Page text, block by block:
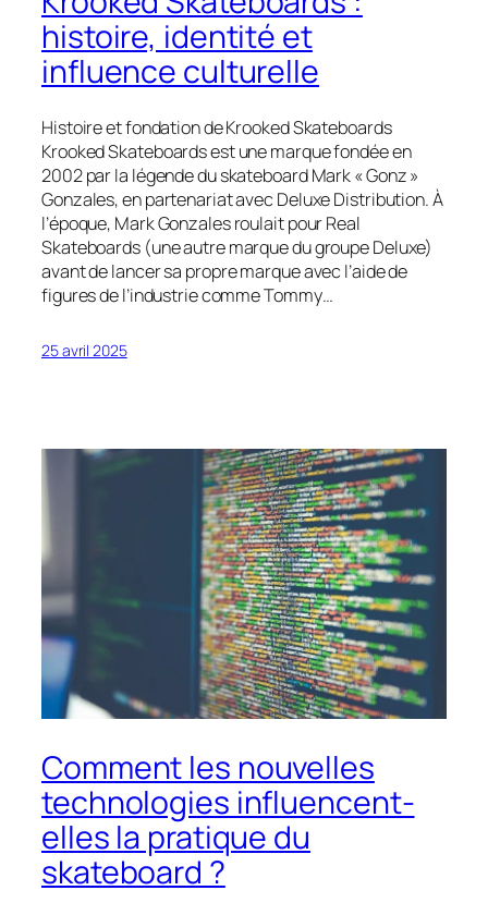
histoire, identité et
influence culturelle
Histoire et fondation de Krooked Skateboards
Krooked Skateboards est une marque fondée en
2002 par la légende du skateboard Mark « Gonz »
Gonzales, en partenariat avec Deluxe Distribution​. À
l’époque, Mark Gonzales roulait pour Real
Skateboards (une autre marque du groupe Deluxe)
avant de lancer sa propre marque avec l’aide de
figures de l’industrie comme Tommy…
25 avril 2025
Comment les nouvelles
technologies influencent-
elles la pratique du
skateboard ?